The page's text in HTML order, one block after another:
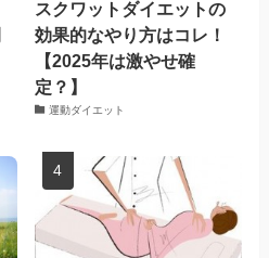
スクワットダイエットの
効果的なやり方はコレ！
【2025年は激やせ確
定？】
運動ダイエット